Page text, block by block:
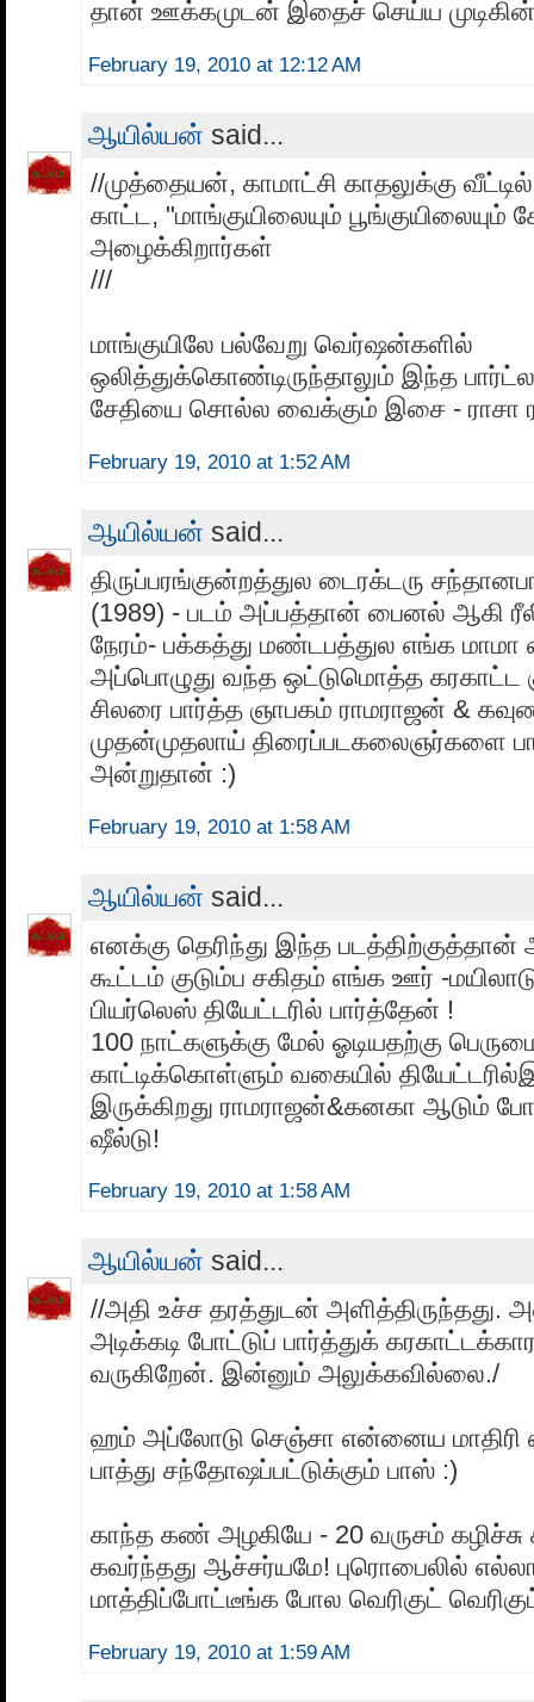
தான் ஊக்கமுடன் இதைச் செய்ய
February 19, 2010 at 12:12 AM
ஆயில்யன் said...
//முத்தையன், காமாட்சி காதலுக்கு
காட்ட, "மாங்குயிலையும் பூங்குயிலையும்
அழைக்கிறார்கள்
///
மாங்குயிலே பல்வேறு வெர்ஷன்களில்
ஒலித்துக்கொண்டிருந்தாலும் இந்த
சேதியை சொல்ல வைக்கும் இசை - ராசா
February 19, 2010 at 1:52 AM
ஆயில்யன் said...
திருப்பரங்குன்றத்துல டைரக்டரு
(1989) - படம் அப்பத்தான் பைனல் ஆகி
நேரம்- பக்கத்து மண்டபத்துல எங்க
அப்பொழுது வந்த ஒட்டுமொத்த கரகாட்ட
சிலரை பார்த்த ஞாபகம் ராமராஜன் &
முதன்முதலாய் திரைப்படகலைஞர்களை
அன்றுதான் :)
February 19, 2010 at 1:58 AM
ஆயில்யன் said...
எனக்கு தெரிந்து இந்த படத்திற்குத்தான்
கூட்டம் குடும்ப சகிதம் எங்க ஊர் -
பியர்லெஸ் தியேட்டரில் பார்த்தேன் !
100 நாட்களுக்கு மேல் ஓடியதற்கு
காட்டிக்கொள்ளும் வகையில்
இருக்கிறது ராமராஜன்&கனகா ஆடும்
ஷீல்டு!
February 19, 2010 at 1:58 AM
ஆயில்யன் said...
//அதி உச்ச தரத்துடன் அளித்திருந்தது.
அடிக்கடி போட்டுப் பார்த்துக்
வருகிறேன். இன்னும் அலுக்கவில்லை./
ஹம் அப்லோடு செஞ்சா என்னைய
பாத்து சந்தோஷப்பட்டுக்கும் பாஸ் :)
காந்த கண் அழகியே - 20 வருசம்
கவர்ந்தது ஆச்சர்யமே! புரொபைலில்
மாத்திப்போட்டீங்க போல வெரிகுட்
February 19, 2010 at 1:59 AM